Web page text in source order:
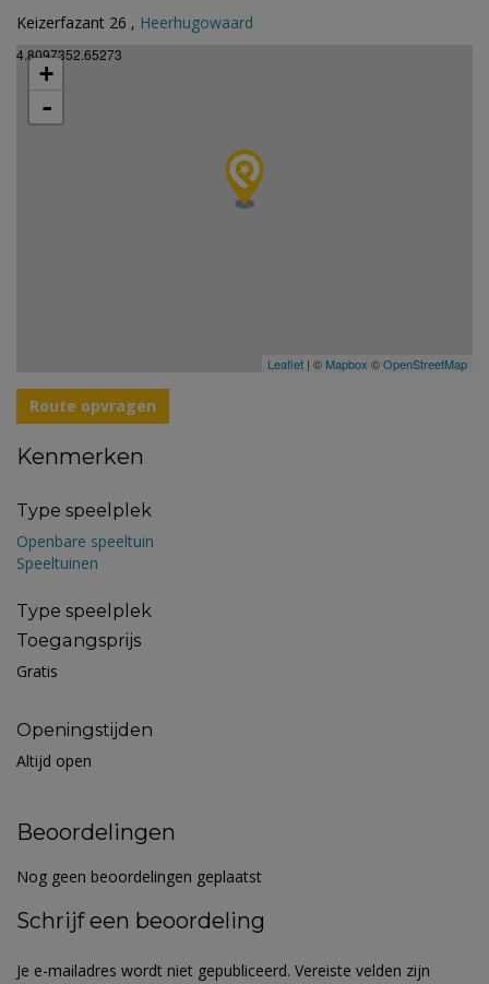
Keizerfazant 26 , Heerhugowaard
4.8097352.65273
+
-
Leaflet | © Mapbox ©OpenStreetMap
Route opvragen
Kenmerken
Type speelplek
Openbare speeltuin
Speeltuinen
Type speelplek
Toegangsprijs
Gratis
Openingstijden
Altijd open
Beoordelingen
Nog geen beoordelingen geplaatst
Schrijf een beoordeling
Je e-mailadres wordt niet gepubliceerd. Vereiste velden zijn